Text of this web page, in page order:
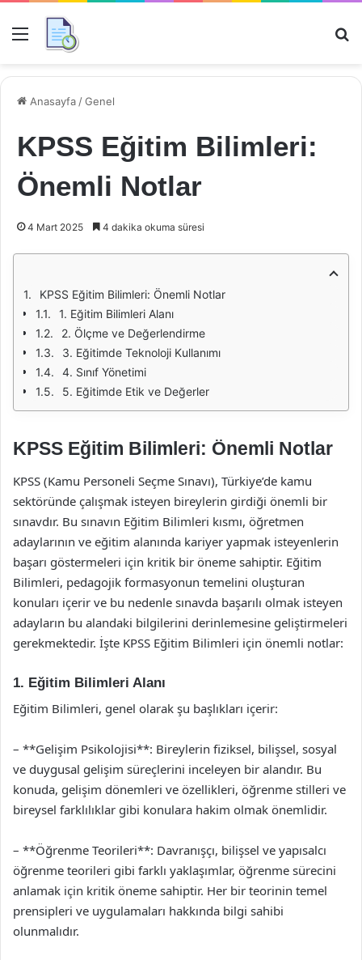
Menü
Anasayfa /Genel
KPSS Eğitim Bilimleri:
Önemli Notlar
4 Mart 2025 4 dakika okuma süresi
KPSS Eğitim Bilimleri: Önemli Notlar
1. Eğitim Bilimleri Alanı
2. Ölçme ve Değerlendirme
3. Eğitimde Teknoloji Kullanımı
4. Sınıf Yönetimi
5. Eğitimde Etik ve Değerler
KPSS Eğitim Bilimleri: Önemli Notlar
KPSS (Kamu Personeli Seçme Sınavı), Türkiye’de kamu
sektöründe çalışmak isteyen bireylerin girdiği önemli bir
sınavdır. Bu sınavın Eğitim Bilimleri kısmı, öğretmen
adaylarının ve eğitim alanında kariyer yapmak isteyenlerin
başarı göstermeleri için kritik bir öneme sahiptir. Eğitim
Bilimleri, pedagojik formasyonun temelini oluşturan
konuları içerir ve bu nedenle sınavda başarılı olmak isteyen
adayların bu alandaki bilgilerini derinlemesine geliştirmeleri
gerekmektedir. İşte KPSS Eğitim Bilimleri için önemli notlar:
1. Eğitim Bilimleri Alanı
Eğitim Bilimleri, genel olarak şu başlıkları içerir:
– **Gelişim Psikolojisi**: Bireylerin fiziksel, bilişsel, sosyal
ve duygusal gelişim süreçlerini inceleyen bir alandır. Bu
konuda, gelişim dönemleri ve özellikleri, öğrenme stilleri ve
bireysel farklılıklar gibi konulara hakim olmak önemlidir.
– **Öğrenme Teorileri**: Davranışçı, bilişsel ve yapısalcı
öğrenme teorileri gibi farklı yaklaşımlar, öğrenme sürecini
anlamak için kritik öneme sahiptir. Her bir teorinin temel
prensipleri ve uygulamaları hakkında bilgi sahibi
olunmalıdır.